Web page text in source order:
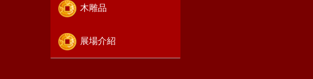
木雕品
展場介紹